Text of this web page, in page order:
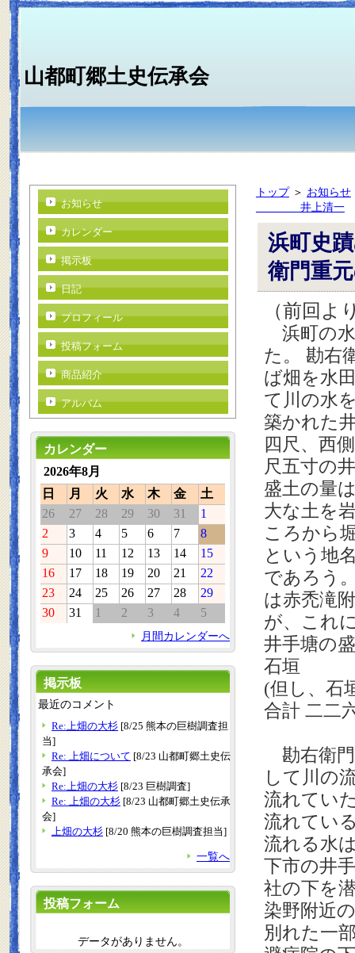
山都町郷土史伝承会
トップ＞ お知らせ
井上清一
浜町史
衛門
（前回よ
浜町の水
た。 勘右
ば畑を水
て川の水
築かれた
四尺、西
尺五寸の
盛土の量
大な土を
ころから
という地
であろう
は赤禿滝
が、これ
井手塘の
石垣
(但し、石
合計 二二
勘右衛門
して川の
流れてい
流れてい
流れる水
下市の井
社の下を
染野附近
別れた一
お知らせ
カレンダー
掲示板
日記
プロフィール
投稿フォーム
商品紹介
アルバム
カレンダー
2026年8月
日
月 火 水 木 金
土
26
27 28 29 30 31
1
2
3 4 5 6 7
8
9
10 11 12 13 14
15
16
17 18 19 20 21
22
23
24 25 26 27 28
29
30
31 1 2 3 4 5
月間カレンダーへ
掲示板
最近のコメント
Re:上畑の大杉 [8/25 熊本の巨樹調査担
当]
Re: 上畑について [8/23 山都町郷土史伝
承会]
Re:上畑の大杉 [8/23 巨樹調査]
Re: 上畑の大杉 [8/23 山都町郷土史伝承
会]
上畑の大杉 [8/20 熊本の巨樹調査担当]
一覧へ
投稿フォーム
データがありません。